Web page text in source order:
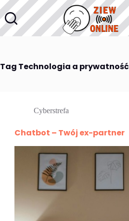
Przejdź
do
treści
Tag Technologia a prywatność
Cyberstrefa
Chatbot – Twój ex-partner